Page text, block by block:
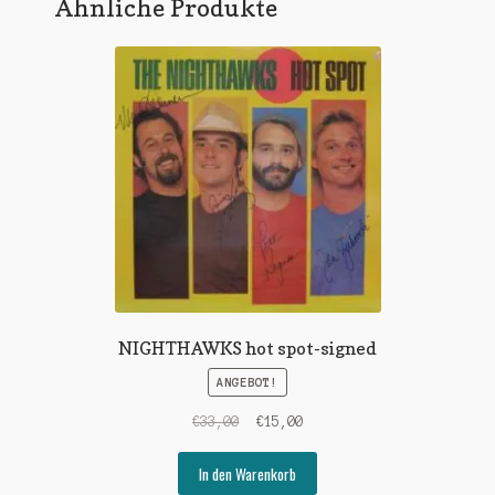
Ähnliche Produkte
NIGHTHAWKS hot spot-signed
ANGEBOT!
€33,00
Ursprünglicher
war:
€15,00Aktueller
In den Warenkorb